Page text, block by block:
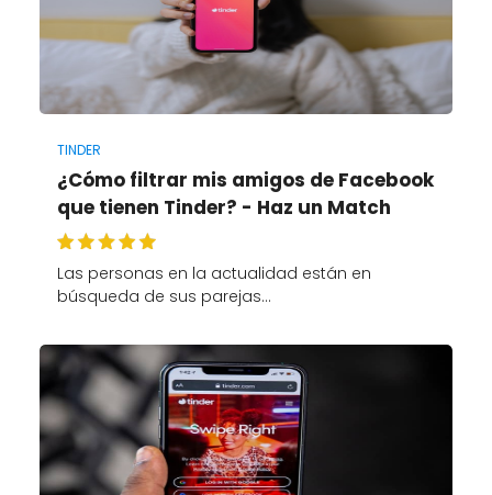
TINDER
¿Cómo filtrar mis amigos de Facebook
que tienen Tinder? - Haz un Match
Las personas en la actualidad están en
búsqueda de sus parejas…